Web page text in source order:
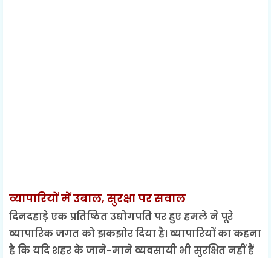
व्यापारियों में उबाल, सुरक्षा पर सवाल
दिनदहाड़े एक प्रतिष्ठित उद्योगपति पर हुए हमले ने पूरे
व्यापारिक जगत को झकझोर दिया है। व्यापारियों का कहना
है कि यदि शहर के जाने-माने व्यवसायी भी सुरक्षित नहीं हैं